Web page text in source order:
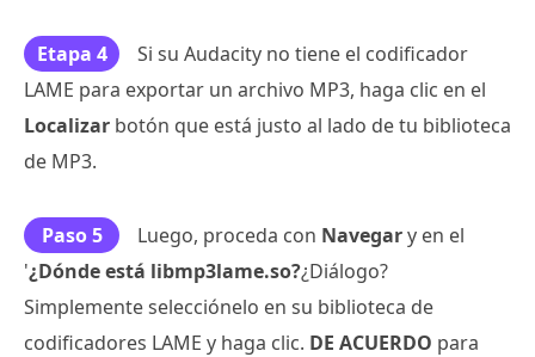
Etapa 4
Si su Audacity no tiene el codificador
LAME para exportar un archivo MP3, haga clic en el
Localizar botón que está justo al lado de tu biblioteca
de MP3.
Paso 5 Luego, proceda con Navegary en el
'¿Dónde está libmp3lame.so?¿Diálogo?
Simplemente selecciónelo en su biblioteca de
codificadores LAME y haga clic. DE ACUERDO para